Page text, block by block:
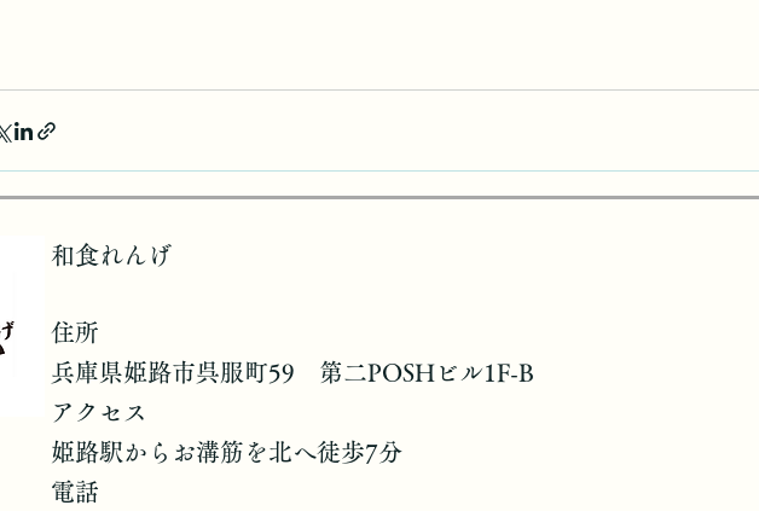
和食れんげ
住所
兵庫県姫路市呉服町59 第二POSHビル1F-B
アクセス
姫路駅からお溝筋を北へ徒歩7分
電話